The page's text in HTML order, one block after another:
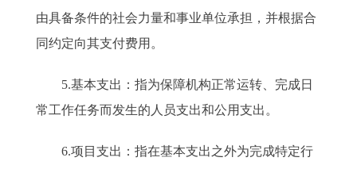
由具备条件的社会力量和事业单位承担，并根据合
同约定向其支付费用。
5.基本支出：指为保障机构正常运转、完成日
常工作任务而发生的人员支出和公用支出。
6.项目支出：指在基本支出之外为完成特定行